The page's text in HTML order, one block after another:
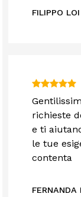
FILIPPO LOI
richieste
e ti
le tue
contenta
FERNANDA